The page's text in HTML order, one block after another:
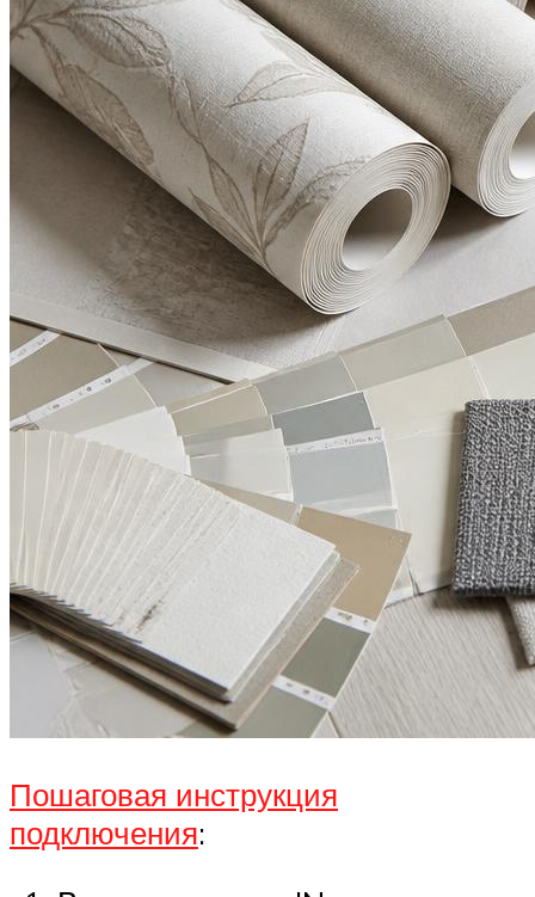
Пошаговая инструкция
подключения: